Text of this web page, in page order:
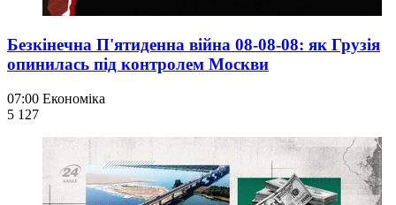
Безкінечна П'ятиденна війна 08-08-08: як Грузія
опинилась під контролем Москви
07:00 Економіка
5 127